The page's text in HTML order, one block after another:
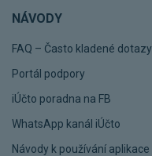
NÁVODY
FAQ – Často kladené dotazy
Portál podpory
iÚčto poradna na FB
WhatsApp kanál iÚčto
Návody k používání aplikace